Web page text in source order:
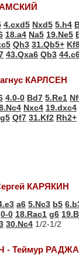
4.cxd5 Nxd5 5.h4
18.a4 Na5 19.Ne5
Qh3 31.Qb5+
43.Qxa6 Qb3
КАРЛСЕН
4.0-0 Bd7 5.Re1
Nxc4 19.dxc4
Qf7 31.Kf2 Rh2+
КАРЯКИН
a6 5.Nc3 b5
0-0 18.Rac1 g6
30.Nc4 1/2-1/2
- Теймур